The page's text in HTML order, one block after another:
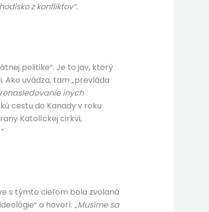
z konfliktov“.
politike“. Je to jav, ktorý
Ako uvádza, tam „prevláda
iných
cestu do Kanady v roku
Katolíckej cirkvi,
s týmto cieľom bola zvolaná
a hovorí: „Musíme sa